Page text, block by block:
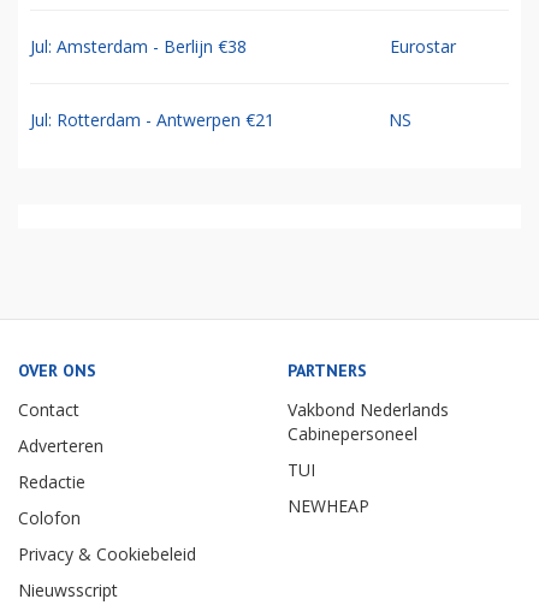
Jul: Amsterdam - Berlijn €38 Eurostar
Jul: Rotterdam - Antwerpen €21 NS
OVER ONS
Contact
Adverteren
Redactie
Colofon
Privacy & Cookiebeleid
Nieuwsscript
PARTNERS
Vakbond Nederlands
Cabinepersoneel
TUI
NEWHEAP